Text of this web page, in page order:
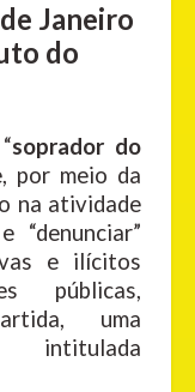
Janeiro
do
soprador do
por meio da
na atividade
“denunciar”
e ilícitos
públicas,
uma
intitulada